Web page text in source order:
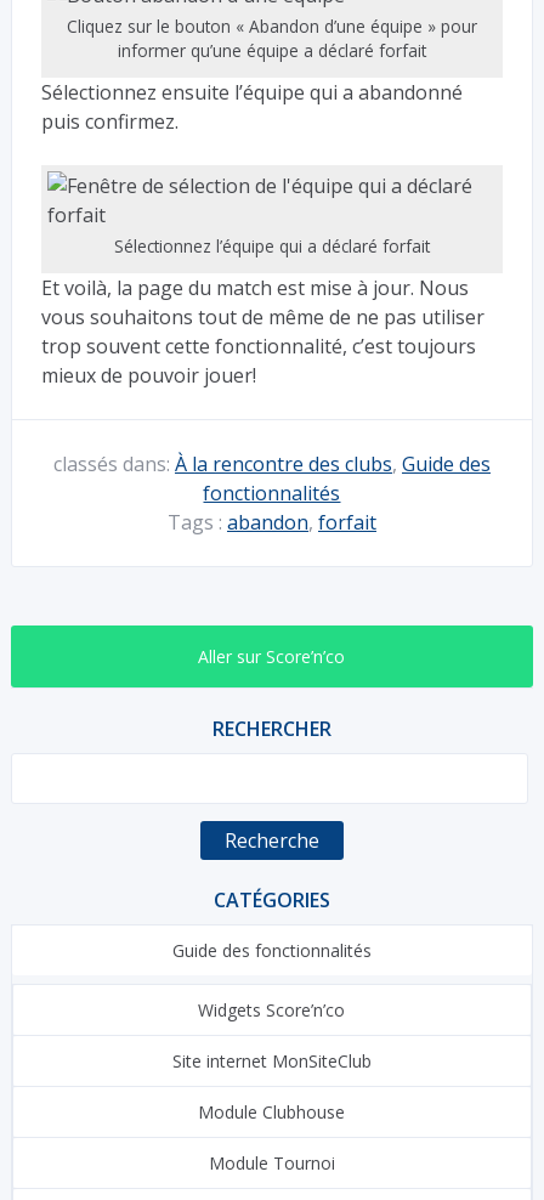
Cliquez sur le bouton « Abandon d’une équipe » pour
informer qu’une équipe a déclaré forfait
Sélectionnez ensuite l’équipe qui a abandonné
puis confirmez.
Sélectionnez l’équipe qui a déclaré forfait
Et voilà, la page du match est mise à jour. Nous
vous souhaitons tout de même de ne pas utiliser
trop souvent cette fonctionnalité, c’est toujours
mieux de pouvoir jouer!
classés dans: À la rencontre des clubs, Guide des
fonctionnalités
Tags : abandon, forfait
Aller sur Score’n’co
RECHERCHER
Recherche
CATÉGORIES
Guide des fonctionnalités
Widgets Score’n’co
Site internet MonSiteClub
Module Clubhouse
Module Tournoi